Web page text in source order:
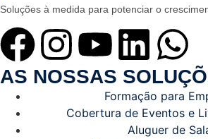
Soluções à medida para potenciar o
AS NOSSAS
Formação para
Cobertura de Eventos e
Aluguer de